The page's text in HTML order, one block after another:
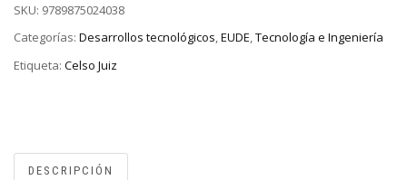
SKU: 9789875024038
Categorías: Desarrollos tecnológicos,EUDE,Tecnología e Ingeniería
Etiqueta: Celso Juiz
DESCRIPCIÓN